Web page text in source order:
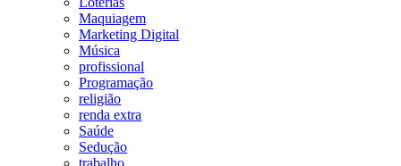
Maquiagem
Marketing Digital
Música
profissional
Programação
religião
renda extra
Saúde
Sedução
trabalho